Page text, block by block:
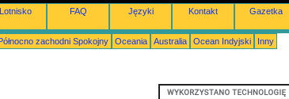
Lotnisko FAQ Języki Kontakt Gazetka
zachodni Spokojny Oceania Australia Ocean Indyjski Inny